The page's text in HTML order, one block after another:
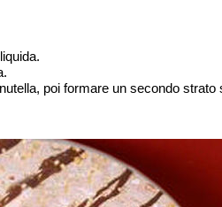
poi formare un secondo